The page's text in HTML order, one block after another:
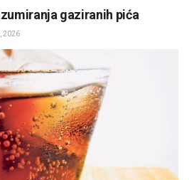
gaziranih pića
2026